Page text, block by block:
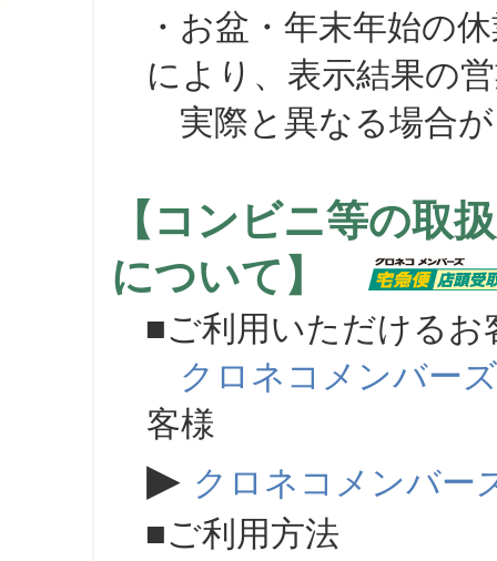
・お盆・年末年始の
により、表示結果の
実際と異なる場合が
【コンビニ等の取
について】
■ご利用いただけるお
クロネコメンバーズ
客様
▶ クロネコメンバー
■ご利用方法